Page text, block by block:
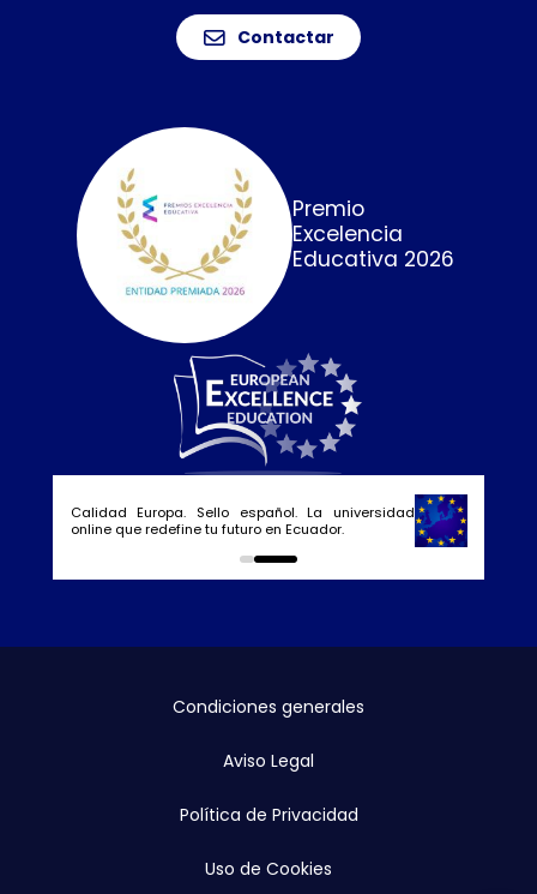
Contactar
Premio
Excelencia
Educativa 2026
Calidad Europa. Sello español. La universidad
online que redefine tu futuro en Ecuador.
0 1
Condiciones generales
Aviso Legal
Política de Privacidad
Uso de Cookies